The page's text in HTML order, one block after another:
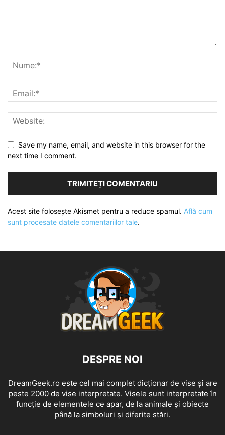
Save my name, email, and website in this browser for the
next time I comment.
Acest site folosește Akismet pentru a reduce spamul. Află cum
sunt procesate datele comentariilor tale.
DESPRE NOI
DreamGeek.ro este cel mai complet dicționar de vise și are
peste 2000 de vise interpretate. Visele sunt interpretate în
funcție de elementele ce apar, de la animale și obiecte
până la simboluri și diferite stări.